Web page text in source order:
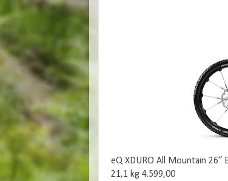
eQ XDURO All Mountain 26“
21,1 kg 4.599,00